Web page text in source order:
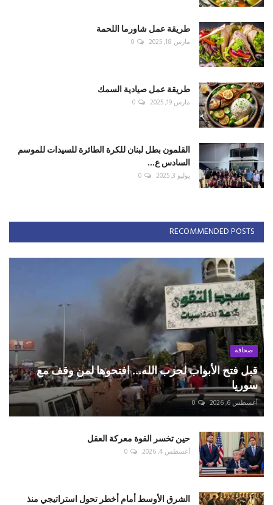
طريقة عمل شاورما اللحمة
مارس 18, 2025 0
طريقة عمل صيادية السمك
مارس 19, 2025 0
القلمون بطل لبنان للكرة الطائرة للسيدات للموسم
السادس ع...
يوليو 3, 2025 0
RECOMMENDED POSTS
صحافة
قبل فتح الأبواب لحزب الله... افتحوها لمن وقف مع
سوريا
أغسطس 6, 2026 0
حين تخسر القوة معركة العقل
أغسطس 4, 2026 0
الشرق الأوسط أمام أخطر تحول استراتيجي منذ